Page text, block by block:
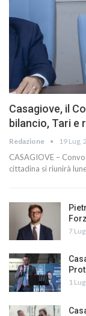
Casagiove, il
bilancio, Tari e
Redazione 19 Lug,
CASAGIOVE –
cittadina si riunirà
7
1